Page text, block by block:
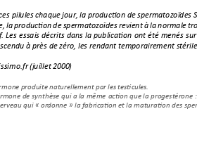
pilules chaque jour, la production de spermatozoïdes
la production de spermatozoïdesrevient à la normale
Les essais décrits dans la publication ont été menés
à près de zéro, les rendant temporairement
(juillet 2000)
produite naturellement par les testicules.
de synthèse qui a la même action que la progestérone
qui « ordonne » la fabrication et la maturation des spe